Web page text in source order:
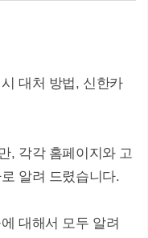
대처 방법, 신한카
, 각각 홈페이지와 고
알려 드렸습니다.
대해서 모두 알려